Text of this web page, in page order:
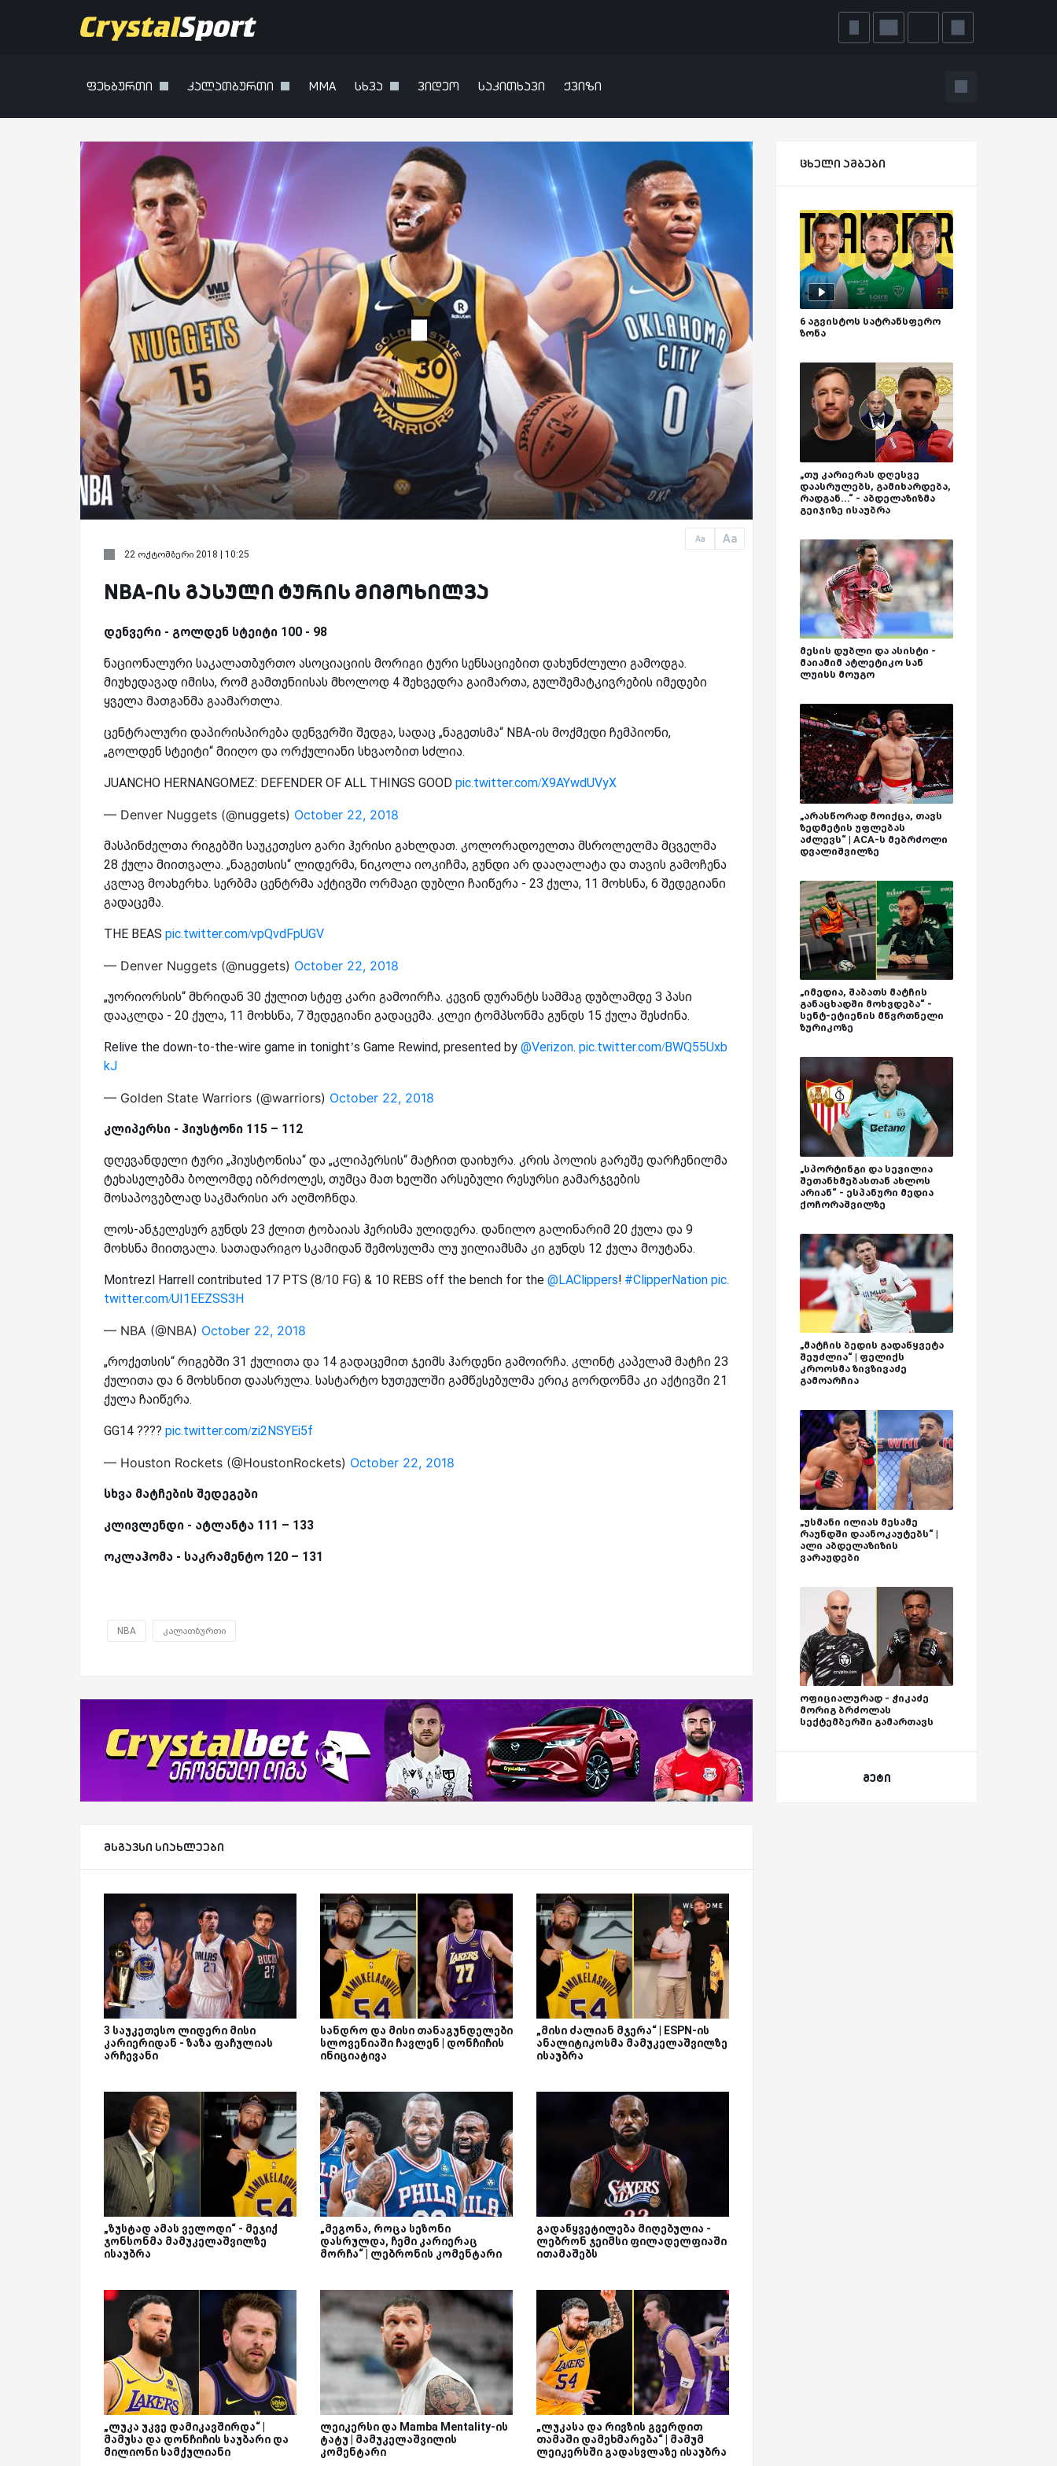
ფეხბურთი კალათბურთი MMA სხვა ვიდეო საკითხავი ქვიზი
Aa Aa
22 ოქტომბერი 2018 | 10:25
NBA-ის გასული ტურის მიმოხილვა
დენვერი - გოლდენ სტეიტი 100 - 98
ნაციონალური საკალათბურთო ასოციაციის მორიგი ტური სენსაციებით დახუნძლული გამოდგა.
მიუხედავად იმისა, რომ გამთენიისას მხოლოდ 4 შეხვედრა გაიმართა, გულშემატკივრების იმედები
ყველა მათგანმა გაამართლა.
ცენტრალური დაპირისპირება დენვერში შედგა, სადაც „ნაგეთსმა“ NBA-ის მოქმედი ჩემპიონი,
„გოლდენ სტეიტი“ მიიღო და ორქულიანი სხვაობით სძლია.
JUANCHO HERNANGOMEZ: DEFENDER OF ALL THINGS GOOD pic.twitter.com/X9AYwdUVyX
— Denver Nuggets (@nuggets) October 22, 2018
მასპინძელთა რიგებში საუკეთესო გარი ჰერისი გახლდათ. კოლორადოელთა მსროლელმა მცველმა
28 ქულა მიითვალა. „ნაგეთსის“ ლიდერმა, ნიკოლა იოკიჩმა, გუნდი არ დააღალატა და თავის გამოჩენა
კვლავ მოახერხა. სერბმა ცენტრმა აქტივში ორმაგი დუბლი ჩაიწერა - 23 ქულა, 11 მოხსნა, 6 შედეგიანი
გადაცემა.
THE BEAS pic.twitter.com/vpQvdFpUGV
— Denver Nuggets (@nuggets) October 22, 2018
„უორიორსის“ მხრიდან 30 ქულით სტეფ კარი გამოირჩა. კევინ დურანტს სამმაგ დუბლამდე 3 პასი
დააკლდა - 20 ქულა, 11 მოხსნა, 7 შედეგიანი გადაცემა. კლეი ტომპსონმა გუნდს 15 ქულა შესძინა.
Relive the down-to-the-wire game in tonight’s Game Rewind, presented by @Verizon. pic.twitter.com/BWQ55Uxb
kJ
— Golden State Warriors (@warriors) October 22, 2018
კლიპერსი - ჰიუსტონი 115 – 112
დღევანდელი ტური „ჰიუსტონისა“ და „კლიპერსის“ მატჩით დაიხურა. კრის პოლის გარეშე დარჩენილმა
ტეხასელებმა ბოლომდე იბრძოლეს, თუმცა მათ ხელში არსებული რესურსი გამარჯვების
მოსაპოვებლად საკმარისი არ აღმოჩნდა.
ლოს-ანჯელესურ გუნდს 23 ქლით ტობაიას ჰერისმა ულიდერა. დანილო გალინარიმ 20 ქულა და 9
მოხსნა მიითვალა. სათადარიგო სკამიდან შემოსულმა ლუ უილიამსმა კი გუნდს 12 ქულა მოუტანა.
Montrezl Harrell contributed 17 PTS (8/10 FG) & 10 REBS off the bench for the @LAClippers! #ClipperNation pic.
twitter.com/UI1EEZSS3H
— NBA (@NBA) October 22, 2018
„როქეთსის“ რიგებში 31 ქულითა და 14 გადაცემით ჯეიმს ჰარდენი გამოირჩა. კლინტ კაპელამ მატჩი 23
ქულითა და 6 მოხსნით დაასრულა. სასტარტო ხუთეულში გამწესებულმა ერიკ გორდონმა კი აქტივში 21
ქულა ჩაიწერა.
GG14 ???? pic.twitter.com/zi2NSYEi5f
— Houston Rockets (@HoustonRockets) October 22, 2018
სხვა მატჩების შედეგები
კლივლენდი - ატლანტა 111 – 133
ოკლაჰომა - საკრამენტო 120 – 131
NBA კალათბურთი
მსგავსი სიახლეები
3 საუკეთესო ლიდერი მისი
კარიერიდან - ზაზა ფაჩულიას
არჩევანი
სანდრო და მისი თანაგუნდელები
სლოვენიაში ჩავლენ | დონჩიჩის
ინიციატივა
„მისი ძალიან მჯერა“ | ESPN-ის
ანალიტიკოსმა მამუკელაშვილზე
ისაუბრა
„ზუსტად ამას ველოდი“ - მეჯიქ
ჯონსონმა მამუკელაშვილზე
ისაუბრა
„მეგონა, როცა სეზონი
დასრულდა, ჩემი კარიერაც
მორჩა“ | ლებრონის კომენტარი
გადაწყვეტილება მიღებულია -
ლებრონ ჯეიმსი ფილადელფიაში
ითამაშებს
„ლუკა უკვე დამიკავშირდა“ |
მამუსა და დონჩიჩის საუბარი და
მილიონი სამქულიანი
ლეიკერსი და Mamba Mentality-ის
ტატუ | მამუკელაშვილის
კომენტარი
„ლუკასა და რივზის გვერდით
თამაში დამეხმარება“ | მამუმ
ლეიკერსში გადასვლაზე ისაუბრა
ცხელი ამბები
6 აგვისტოს სატრანსფერო
ზონა
„თუ კარიერას დღესვე
დაასრულებს, გამიხარდება,
რადგან...“ - აბდელაზიზმა
გეიჯიზე ისაუბრა
მესის დუბლი და ასისტი -
მაიამიმ ატლეტიკო სან
ლუისს მოუგო
„არასწორად მოიქცა, თავს
ზედმეტის უფლებას
აძლევს“ | ACA-ს მებრძოლი
დვალიშვილზე
„იმედია, შაბათს მატჩის
განაცხადში მოხვდება“ -
სენტ-ეტიენის მწვრთნელი
ზურიკოზე
„სპორტინგი და სევილია
შეთანხმებასთან ახლოს
არიან“ - ესპანური მედია
ქოჩორაშვილზე
„მატჩის ბედის გადაწყვეტა
შეუძლია“ | ფელიქს
კროოსმა ზივზივაძე
გამოარჩია
„უსმანი ილიას მესამე
რაუნდში დაანოკაუტებს“ |
ალი აბდელაზიზის
ვარაუდები
ოფიციალურად - ჭიკაძე
მორიგ ბრძოლას
სექტემბერში გამართავს
მეტი